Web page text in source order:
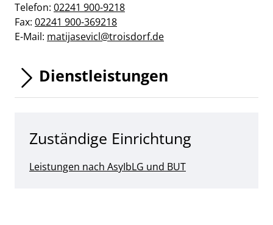
Telefon: 02241 900-9218
Fax: 02241 900-369218
E-Mail: matijasevicl@troisdorf.de
Dienstleistungen
Zuständige Einrichtung
Leistungen nach AsyIbLG und BUT